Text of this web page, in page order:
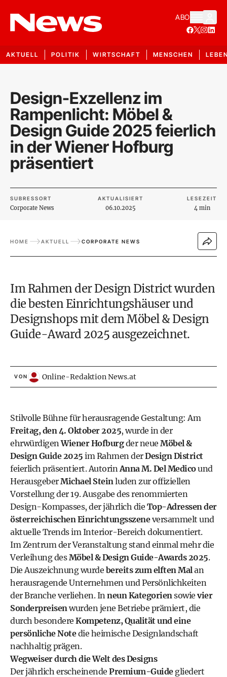
ABO
AKTUELL POLITIK WIRTSCHAFT MENSCHEN
Design-Exzellenz im
Rampenlicht: Möbel &
Design Guide 2025 feierlich
in der Wiener Hofburg
präsentiert
SUBRESSORT
Corporate News
AKTUALISIERT
06.10.2025
LESEZEIT
4 min
HOME AKTUELL CORPORATE NEWS
Im Rahmen der Design District wurden
die besten Einrichtungshäuser und
Designshops mit dem Möbel & Design
Guide-Award 2025 ausgezeichnet.
VON Online-Redaktion News.at
Stilvolle Bühne für herausragende Gestaltung: Am
Freitag, den 4. Oktober 2025, wurde in der
ehrwürdigenWiener Hofburgder neue Möbel &
Design Guide 2025 im Rahmen derDesign District
feierlich präsentiert. AutorinAnna M. Del Medicound
HerausgeberMichael Steinluden zur offiziellen
Vorstellung der 19. Ausgabe des renommierten
Design-Kompasses, der jährlich die Top-Adressen der
österreichischen Einrichtungsszeneversammelt und
aktuelle Trends im Interior-Bereich dokumentiert.
Im Zentrum der Veranstaltung stand einmal mehr die
Verleihung desMöbel & Design Guide-Awards 2025.
Die Auszeichnung wurde bereits zum elften Malan
herausragende Unternehmen und Persönlichkeiten
der Branche verliehen. Inneun Kategoriensowie vier
Sonderpreisenwurden jene Betriebe prämiert, die
durch besondere Kompetenz, Qualität und eine
persönliche Notedie heimische Designlandschaft
nachhaltig prägen.
Wegweiser durch die Welt des Designs
Der jährlich erscheinende Premium-Guidegliedert